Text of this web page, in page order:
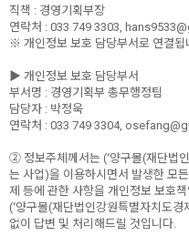
직책 : 경영기획부장
연락처 : 033 749 3303,
※ 개인정보 보호 담당부서로 연결됩
▶ 개인정보 보호 담당부서
부서명 : 경영기획부 총무행정팀
담당자 : 박정욱
연락처 : 033 749 3304,
② 정보주체께서는 (‘양구몰(재단법
는 사업)을 이용하시면서 발생한 모
제 등에 관한 사항을 개인정보 보호
(‘양구몰(재단법인강원특별자치도
없이 답변 및 처리해드릴 것입니다.